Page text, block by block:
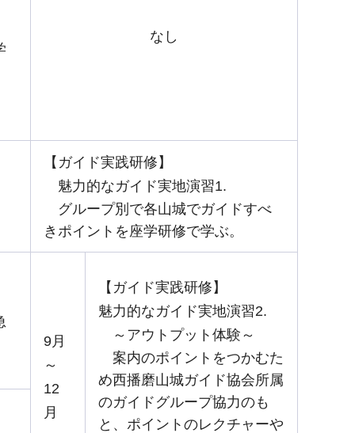
なし
【ガイド実践研修】
魅力的なガイド実地演習1.
グループ別で各山城でガイドすべ
きポイントを座学研修で学ぶ。
9月
～
12
月
【ガイド実践研修】
魅力的なガイド実地演習2.
～アウトプット体験～
案内のポイントをつかむた
め西播磨山城ガイド協会所属
のガイドグループ協力のも
と、ポイントのレクチャーや